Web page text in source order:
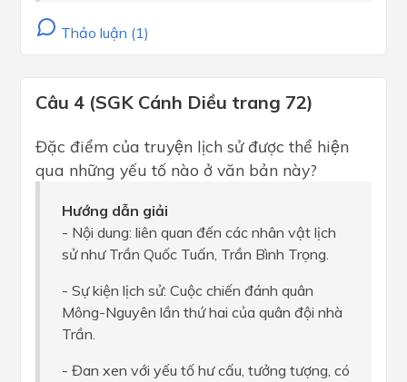
Thảo luận (1)
Câu 4 (SGK Cánh Diều trang 72)
Đặc điểm của truyện lịch sử được thể hiện
qua những yếu tố nào ở văn bản này?
Hướng dẫn giải
- Nội dung: liên quan đến các nhân vật lịch
sử như Trần Quốc Tuấn, Trần Bình Trọng.
- Sự kiện lịch sử: Cuộc chiến đánh quân
Mông-Nguyên lần thứ hai của quân đội nhà
Trần.
- Đan xen với yếu tố hư cấu, tưởng tượng, có